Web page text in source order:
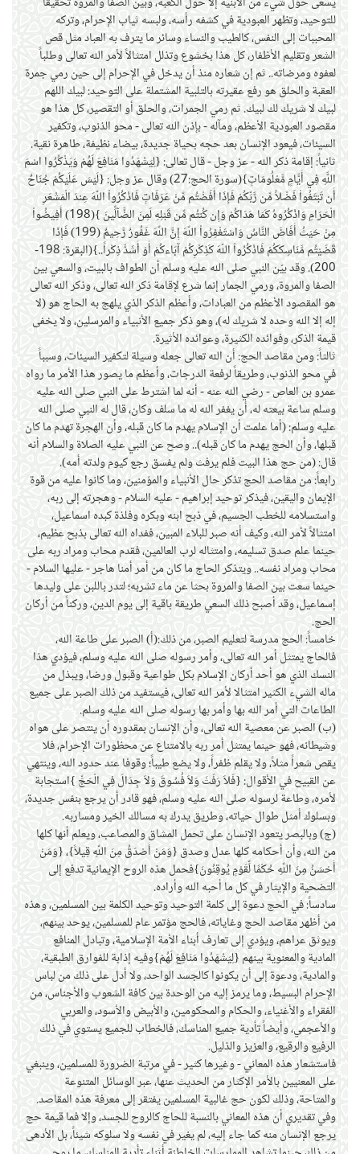
للتوحيد، وتظهر العبودية في كشفه رأسه، ولبسه ثياب الإحرام، وتركه
المحببات إلى النفس، كالطيب والنساء وسائر ما يترف به العباد مثل قص
الشعر وتقليم الأظفار، كل هذا بخشوع وتذلل امتثالاً لأمر الله تعالى وطلباً
لعفوه ومرضاته.. ثم إن شعاره منذ أن يدخل في الإحرام إلى حين رمي جمرة
العقبة والحلق هو رفع عقيرته بالتلبية المشتملة على التوحيد: لبيك اللهم
لبيك لا شريك لك لبيك. ثم رمي الجمرات، والحلق أو التقصير، كل هذا هو
مقصود العبودية الأعظم، ومآله - بإذن الله تعالى - محو الذنوب، وتكفير
السيئات، فيعود الإنسان بعد حجه بحياة جديدة، بيضاء نظيفة، طاهرة نقية.
ثانياً: إقامة ذكر الله - عز وجل - قال تعالى: {لِيَشْهَدُوا مَنَافِعَ لَهُمْ وَيَذْكُرُوا اسْمَ
اللَّهِ فِي أَيَّامٍ مَّعْلُومَاتٍ}(سورة الحج:27) وقال عز وجل: {لَيْسَ عَلَيْكُمْ جُنَاحٌ
أَن تَبْتَغُواْ فَضْلاً مِّن رَّبِّكُمْ فَإِذَا أَفَضْتُم مِّنْ عَرَفَاتٍ فَاذْكُرُواْ اللّهَ عِندَ الْمَشْعَرِ
الْحَرَامِ وَاذْكُرُوهُ كَمَا هَدَاكُمْ وَإِن كُنتُم مِّن قَبْلِهِ لَمِنَ الضَّآلِّينَ }(198) أَفِيضُواْ
مِنْ حَيْثُ أَفَاضَ النَّاسُ وَاسْتَغْفِرُواْ اللّهَ إِنَّ اللّهَ غَفُورٌ رَّحِيمٌ (199) فَإِذَا
قَضَيْتُم مَّنَاسِكَكُمْ فَاذْكُرُواْ اللّهَ كَذِكْرِكُمْ آبَاءكُمْ أَوْ أَشَدَّ ذِكْراً..}(البقرة: 198-
200). وقد بيّن النبي صلى الله عليه وسلم أن الطواف بالبيت، والسعي بين
الصفا والمروة، ورمي الجمار إنما شرع لإقامة ذكر الله تعالى، وذكر الله تعالى
هو المقصود الأعظم من العبادات، وأعظم الذكر الذي يلهج به الحاج هو (لا
إله إلا الله وحده لا شريك له)، وهو ذكر جميع الأنبياء والمرسلين، ولا يخفى
قيمة الذكر، وفوائده الكثيرة، وعوائده الأثيرة.
ثالثاً: ومن مقاصد الحج: أن الله تعالى جعله وسيلة لتكفير السيئات، وسبباً
في محو الذنوب، وطريقاً لرفعة الدرجات، وأعظم ما يصور هذا الأمر ما رواه
عمرو بن العاص - رضي الله عنه - أنه لما اشترط على النبي صلى الله عليه
وسلم ساعة بيعته له، أن يغفر الله له ما سلف وكان، قال له النبي صلى الله
عليه وسلم: (أما علمت أن الإسلام يهدم ما كان قبله، وأن الهجرة تهدم ما كان
قبلها، وأن الحج يهدم ما كان قبله).. وصح عن النبي عليه الصلاة والسلام أنه
قال: (من حج هذا البيت فلم يرفث ولم يفسق رجع كيوم ولدته أمه).
رابعاً: من مقاصد الحج تذكر حال الأنبياء والمؤمنين، وما كانوا عليه من قوة
الإيمان واليقين، فيذكر توحيد إبراهيم - عليه السلام - وهجرته إلى ربه،
واستسلامه للخطب الجسيم، في ذبح ابنه وبكره وفلذة كبده اسماعيل،
امتثالاً لأمر الله، وكيف أنه صبر للبلاء المبين، ففداه الله تعالى بذبح عظيم،
حينما علم صدق تسليمه، وامتثاله لرب العالمين، فقدم محاب ومراد ربه على
محاب ومراد نفسه.. ويتذكر الحاج ما كان من أمر أمنا هاجر - عليها السلام -
حينما سعت بين الصفا والمروة بحثا عن ماء تشربه؛ لتدر باللبن على وليدها
إسماعيل، وقد أصبح ذلك السعي طريقة باقية إلى يوم الدين، وركناً من أركان
الحج.
خامساً: الحج مدرسة لتعليم الصبر، من ذلك:(أ) الصبر على طاعة الله،
فالحاج يمتثل أمر الله تعالى، وأمر رسوله صلى الله عليه وسلم، فيؤدي هذا
النسك الذي هو أحد أركان الإسلام بكل طواعية وقبول ورضا، ويبذل من
ماله الشيء الكثير امتثالا لأمر الله تعالى، فيستفيد من ذلك الصبر على جميع
الطاعات التي أمر الله بها وأمر بها رسوله صلى الله عليه وسلم.
(ب) الصبر عن معصية الله تعالى، وأن الإنسان بمقدوره أن ينتصر على هواه
وشيطانه، فهو حينما يمتثل أمر ربه بالامتناع عن محظورات الإحرام، فلا
يقص شعراً مثلاً، ولا يقلم ظفراً، ولا يضع طيباً؛ وقوفا عند حدود الله، وينتهي
عن القبيح في الأقوال: {فَلاَ رَفَثَ وَلاَ فُسُوقَ وَلاَ جِدَالَ فِي الْحَجِّ }استجابة
لأمره، وطاعة لرسوله صلى الله عليه وسلم، فهو قادر أن يرجع بنفس جديدة،
وبسلوك أمثل طوال حياته، وطريق يدرك به مسالك الخير ومساربه.
(ج) وبالبصر يتعود الإنسان على تحمل المشاق والمصاعب، ويعلم أنها كلها
من الله، وأن أحكامه كلها عدل وصدق {وَمَنْ أَصْدَقُ مِنَ اللّهِ قِيلاً}، {وَمَنْ
أَحْسَنُ مِنَ اللّهِ حُكْمًا لِّقَوْمٍ يُوقِنُونَ}فحمل هذه الروح الإيمانية تدفع إلى
التضحية والإيثار في كل ما أحبه الله وأراده.
سادساً: في الحج دعوة إلى كلمة التوحيد وتوحيد الكلمة بين المسلمين، وهذه
من أظهر مقاصد الحج وغاياته، فالحج مؤتمر عام للمسلمين، يوحد بينهم،
ويوثق عراهم، ويؤدي إلى تعارف أبناء الأمة الإسلامية، وتبادل المنافع
المادية والمعنوية بينهم {لِيَشْهَدُوا مَنَافِعَ لَهُمْ}وفيه إذابة للفوارق الطبقية،
والمادية، ودعوة إلى أن يكونوا كالجسد الواحد، ولا أدل على ذلك من لباس
الإحرام البسيط، وما يرمز إليه من الوحدة بين كافة الشعوب والأجناس، من
الفقراء والأغنياء، والحكام والمحكومين، والأبيض والأسود، والعربي
والأعجمي، وأيضاً تأدية جميع المناسك، فالخطاب للجميع يستوي في ذلك
الرفيع والرقيع، والعزيز والذليل.
فاستشعار هذه المعاني - وغيرها كثير - في مرتبة الضرورة للمسلمين، وينبغي
على المعنيين بالأمر الإكثار من الحديث عنها، عبر الوسائل المتنوعة
والمتاحة، وذلك لكون حج غالبية المسلمين يفتقر إلى معرفة هذه المقاصد.
وفي تقديري أن هذه المعاني بالنسبة للحاج كالروح للجسد، وإلا فما قيمة حج
يرجع الإنسان منه كما جاء إليه، لم يغير في نفسه ولا سلوكه شيئاً، بل الأدهى